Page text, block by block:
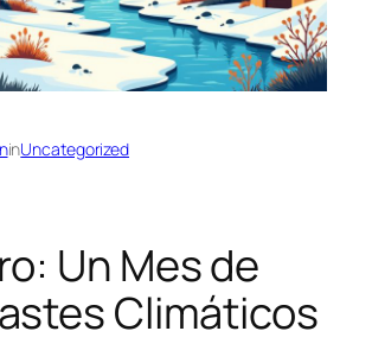
inUncategorized
Un Mes de
Climáticos